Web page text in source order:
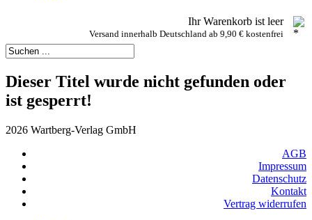
Ihr Warenkorb ist leer
Versand innerhalb Deutschland ab 9,90 € kostenfrei
Dieser Titel wurde nicht gefunden oder
ist gesperrt!
2026 Wartberg-Verlag GmbH
AGB
Impressum
Datenschutz
Kontakt
Vertrag widerrufen